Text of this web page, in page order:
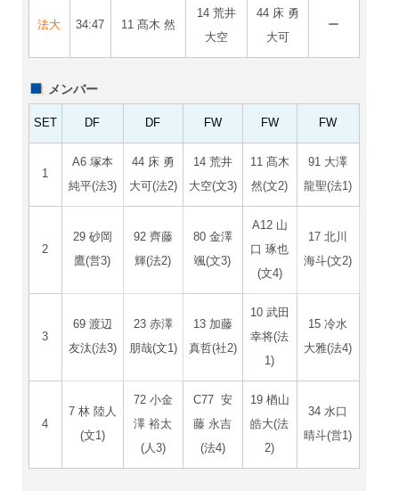
法大 34:47 11 髙木 然
14 荒井
大空
44 床 勇
大可
ー
メンバー
SET DF DF FW FW FW
1
A6 塚本
純平(法3)
44 床 勇
大可(法2)
14 荒井
大空(文3)
11 髙木
然(文2)
91 大澤
龍聖(法1)
2
29 砂岡
鷹(営3)
92 齊藤
輝(法2)
80 金澤
颯(文3)
A12 山
口 琢也
(文4)
17 北川
海斗(文2)
3
69 渡辺
友汰(法3)
23 赤澤
朋哉(文1)
13 加藤
真哲(社2)
10 武田
幸将(法
1)
15 冷水
大雅(法4)
4
7 林 陸人
(文1)
72 小金
澤 裕太
(人3)
C77 安
藤 永吉
(法4)
19 楢山
皓大(法
2)
34 水口
晴斗(営1)